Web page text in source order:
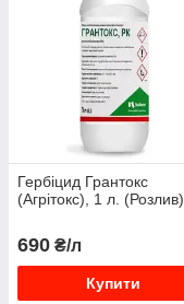
Гербіцид Грантокс
(Агрітокс), 1 л. (Розлив)
690 ₴/л
Купити